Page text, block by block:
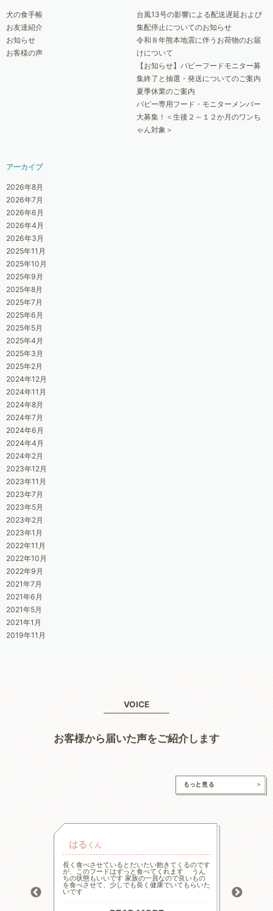
犬の食手帳
お友達紹介
お知らせ
お客様の声
台風13号の影響による配送遅延および
集配停止についてのお知らせ
令和８年熊本地震に伴うお荷物のお届
けについて
【お知らせ】パピーフードモニター募
集終了と抽選・発送についてのご案内
夏季休業のご案内
パピー専用フード・モニターメンバー
大募集！＜生後２～１２か月のワンち
ゃん対象＞
アーカイブ
2026年8月
2026年7月
2026年6月
2026年4月
2026年3月
2025年11月
2025年10月
2025年9月
2025年8月
2025年7月
2025年6月
2025年5月
2025年4月
2025年3月
2025年2月
2024年12月
2024年11月
2024年8月
2024年7月
2024年6月
2024年4月
2024年2月
2023年12月
2023年11月
2023年7月
2023年5月
2023年2月
2023年1月
2022年11月
2022年10月
2022年9月
2021年7月
2021年6月
2021年5月
2021年1月
2019年11月
VOICE
お客様から届いた声をご紹介します
はる くん
長く食べさせているとだいたい飽きてくるのです
が、このフードはずっと食べてくれます うん
ちの状態もいいです 家族の一員なので良いもの
を食べさせて、少しでも長く健康でいてもらいた
いです